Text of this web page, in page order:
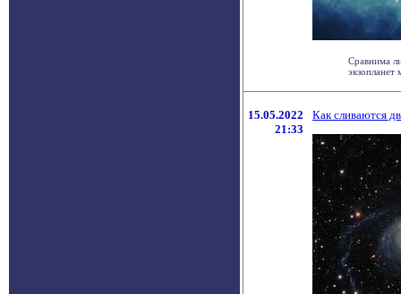
Сравнима
15.05.2022
21:33
Как сливаются